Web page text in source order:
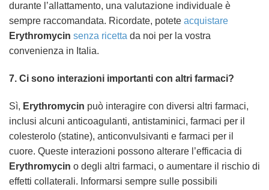
durante l’allattamento, una valutazione individuale è
sempre raccomandata. Ricordate, potete acquistare
Erythromycin senza ricetta da noi per la vostra
convenienza in Italia.
7. Ci sono interazioni importanti con altri farmaci?
Sì, Erythromycin può interagire con diversi altri farmaci,
inclusi alcuni anticoagulanti, antistaminici, farmaci per il
colesterolo (statine), anticonvulsivanti e farmaci per il
cuore. Queste interazioni possono alterare l’efficacia di
Erythromycin o degli altri farmaci, o aumentare il rischio di
effetti collaterali. Informarsi sempre sulle possibili